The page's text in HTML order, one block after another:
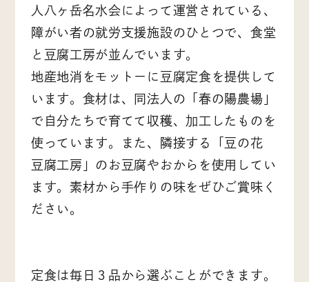
人八ヶ岳名水会によって運営されている、
障がい者の就労支援施設のひとつで、食堂
と豆腐工房が並んでいます。
地産地消をモットーに豆腐定食を提供して
います。食材は、同法人の「春の陽農場」
で自分たちで育てて収穫、加工したものを
使っています。また、隣接する「豆の花
豆腐工房」のお豆腐やおからを使用してい
ます。素材から手作りの味をぜひご賞味く
ださい。
定食は毎日３品から選ぶことができます。